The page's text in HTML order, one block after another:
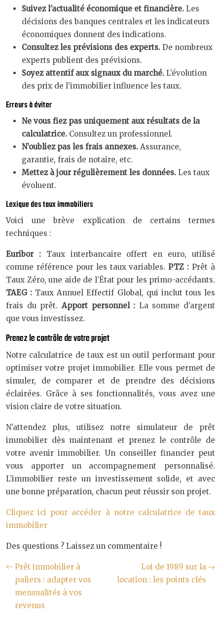
Suivez l’actualité économique et financière. Les
décisions des banques centrales et les indicateurs
économiques donnent des indications.
Consultez les prévisions des experts. De nombreux
experts publient des prévisions.
Soyez attentif aux signaux du marché. L’évolution
des prix de l’immobilier influence les taux.
Erreurs à éviter
Ne vous fiez pas uniquement aux résultats de la
calculatrice. Consultez un professionnel.
N’oubliez pas les frais annexes. Assurance,
garantie, frais de notaire, etc.
Mettez à jour régulièrement les données. Les taux
évoluent.
Lexique des taux immobiliers
Voici une brève explication de certains termes
techniques :
Euribor : Taux interbancaire offert en euro, utilisé
comme référence pour les taux variables.PTZ :Prêt à
Taux Zéro, une aide de l’État pour les primo-accédants.
TAEG : Taux Annuel Effectif Global, qui inclut tous les
frais du prêt. Apport personnel : La somme d’argent
que vous investissez.
Prenez le contrôle de votre projet
Notre calculatrice de taux est un outil performant pour
optimiser votre projet immobilier. Elle vous permet de
simuler, de comparer et de prendre des décisions
éclairées. Grâce à ses fonctionnalités, vous avez une
vision claire de votre situation.
N’attendez plus, utilisez notre simulateur de prêt
immobilier dès maintenant et prenez le contrôle de
votre avenir immobilier. Un conseiller financier peut
vous apporter un accompagnement personnalisé.
L’immobilier reste un investissement solide, et avec
une bonne préparation, chacun peut réussir son projet.
Cliquez ici pour accéder à notre calculatrice de taux
immobilier
Des questions ? Laissez un commentaire !
Prêt immobilier à
paliers : adapter vos
mensualités à vos
revenus
Loi de 1989 sur la
location : les points clés